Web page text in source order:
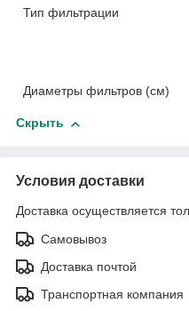
Тип фильтрации
Диаметры фильтров (см)
Скрыть
Условия доставки
Доставка осуществляется
Самовывоз
Доставка почтой
Транспортная компания